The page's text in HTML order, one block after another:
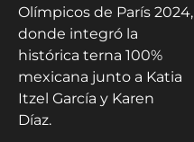
Olímpicos de París 2024,
donde integró la
histórica terna 100%
mexicana junto a Katia
Itzel García y Karen
Díaz.